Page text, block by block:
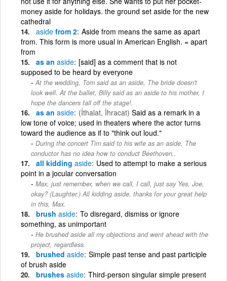
money aside for holidays. the ground set aside for the new
cathedral
aside from 2 Aside from means the same as apart
from. This form is more usual in American English. = apart
from
as an aside [said] as a comment that is not
supposed to be heard by everyone
At the wedding, Tom said as an aside, The bride doesn't
look well. At the ballet, Billy said as an aside to his mother, I
hope the dancers fall off the stage!.
as an aside (İthalat, İhracat) Said as a remark in a
low tone of voice; used in theaters where the actor turns
toward the audience as if to "think out loud."
During the concert Tim said to his wife as an aside, The
conductor has no idea how to conduct Beethoven..
all kidding aside Used to attempt to make a serious
point in a jocular conversation
Max, just remember, when we call, I call, just say Yes, Joe,
okay? (Laughter.) All kidding aside, thanks for your great help
in this, Max.
brush aside To disregard, dismiss or ignore
something, as unimportant
He brushed aside all my objections and went ahead with the
project, regardless.
brushed aside Simple past tense and past participle
of brush aside
brushes aside Third-person singular simple present